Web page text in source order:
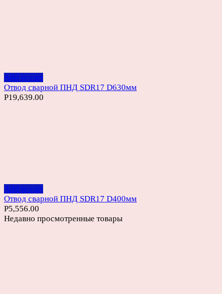
Add to cart
Отвод сварной ПНД SDR17 D630мм
Р19,639.00
Add to cart
Отвод сварной ПНД SDR17 D400мм
Р5,556.00
Недавно просмотренные товары